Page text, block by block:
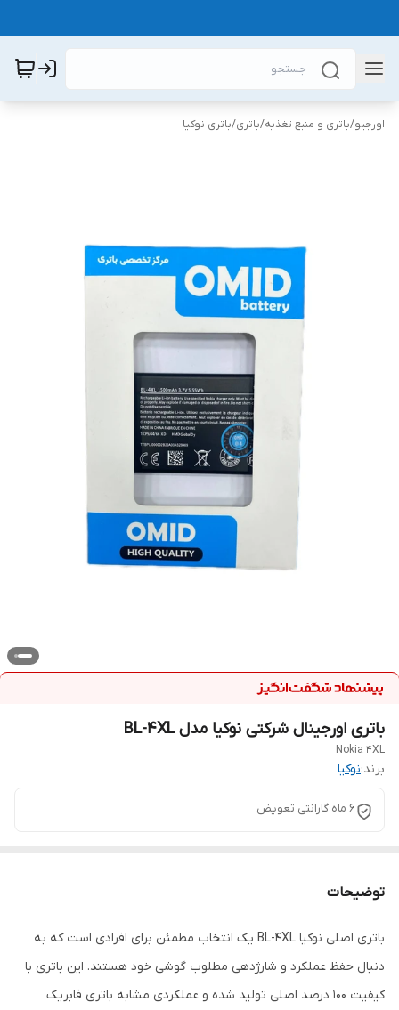
اورجیو/باتری و منبع تغذیه/باتری/باتری نوکیا
باتری اورجینال شرکتی نوکیا مدل BL-4XL
Nokia 4XL
برند:نوکیا
۶ ماه گارانتی تعویض
توضیحات
باتری اصلی نوکیا BL-4XL یک انتخاب مطمئن برای افرادی است که به
دنبال حفظ عملکرد و شارژدهی مطلوب گوشی خود هستند. این باتری با
کیفیت 100 درصد اصلی تولید شده و عملکردی مشابه باتری فابریک